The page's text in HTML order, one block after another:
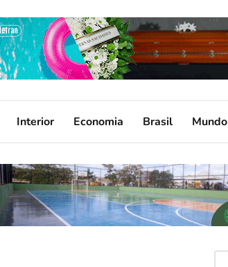
Interior Economia Brasil Mundo